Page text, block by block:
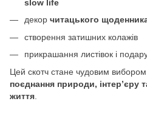
slow life
декор читацького
створення затишних колажів
прикрашання листівок і
Цей скотч стане чудовим
поєднання природи, інтер’єру
життя